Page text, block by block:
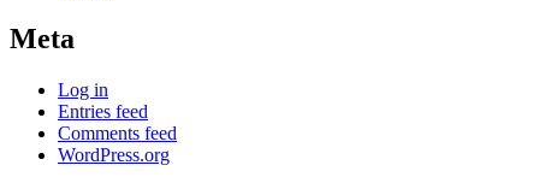
Meta
Log in
Entries feed
Comments feed
WordPress.org